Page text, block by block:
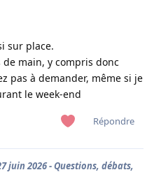
sur place.
de main, y compris donc
pas à demander, même si je
le week-end
Répondre
juin 2026 - Questions, débats,